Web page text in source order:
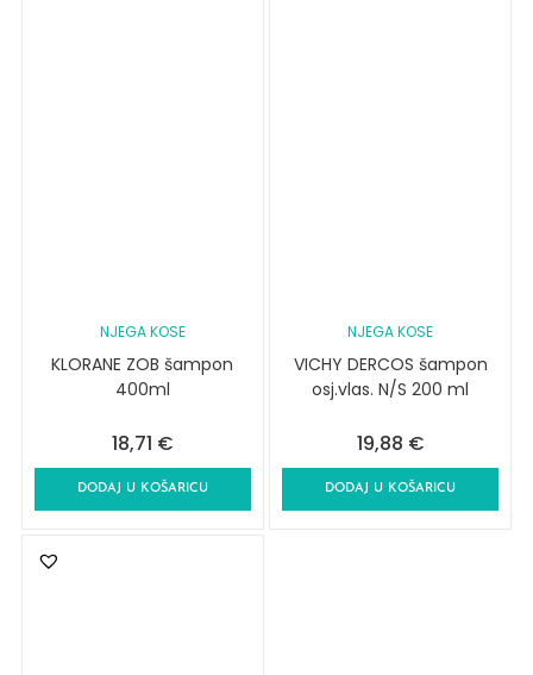
NJEGA KOSE
KLORANE ZOB šampon
400ml
18,71 €
DODAJ U KOŠARICU
NJEGA KOSE
VICHY DERCOS šampon
osj.vlas. N/S 200 ml
19,88 €
DODAJ U KOŠARICU